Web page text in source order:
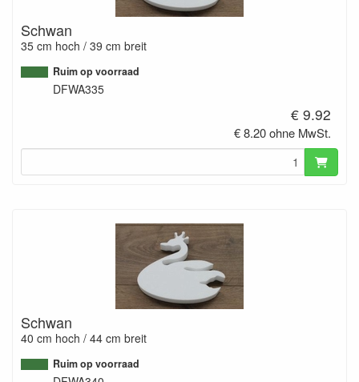
Schwan
35 cm hoch / 39 cm breit
Ruim op voorraad
DFWA335
€ 9.92
€ 8.20 ohne MwSt.
Schwan
40 cm hoch / 44 cm breit
Ruim op voorraad